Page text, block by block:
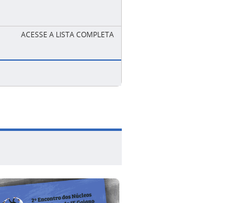
ACESSE A LISTA COMPLETA